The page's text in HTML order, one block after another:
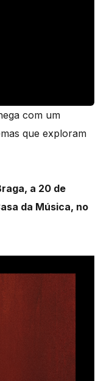
com um
que exploram
a 20 de
da Música, no